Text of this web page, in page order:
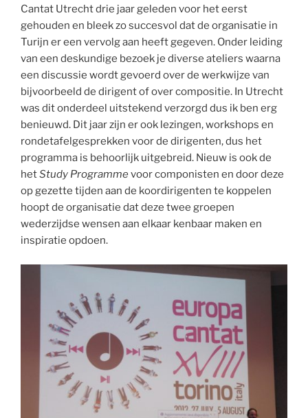
Cantat Utrecht drie jaar geleden voor het eerst
gehouden en bleek zo succesvol dat de organisatie in
Turijn er een vervolg aan heeft gegeven. Onder leiding
van een deskundige bezoek je diverse ateliers waarna
een discussie wordt gevoerd over de werkwijze van
bijvoorbeeld de dirigent of over compositie. In Utrecht
was dit onderdeel uitstekend verzorgd dus ik ben erg
benieuwd. Dit jaar zijn er ook lezingen, workshops en
rondetafelgesprekken voor de dirigenten, dus het
programma is behoorlijk uitgebreid. Nieuw is ook de
hetStudy Programmevoor componisten en door deze
op gezette tijden aan de koordirigenten te koppelen
hoopt de organisatie dat deze twee groepen
wederzijdse wensen aan elkaar kenbaar maken en
inspiratie opdoen.